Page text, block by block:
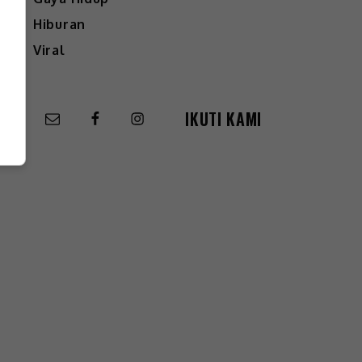
Hiburan
Viral
IKUTI KAMI